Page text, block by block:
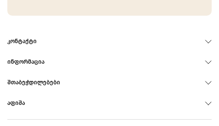
ᲙᲝᲜᲢᲐᲥᲢᲘ
ᲘᲜᲤᲝᲠᲛᲐᲪᲘᲐ
ᲨᲗᲐᲑᲔᲭᲓᲘᲚᲔᲑᲔᲑᲘ
ᲐᲤᲘᲨᲐ